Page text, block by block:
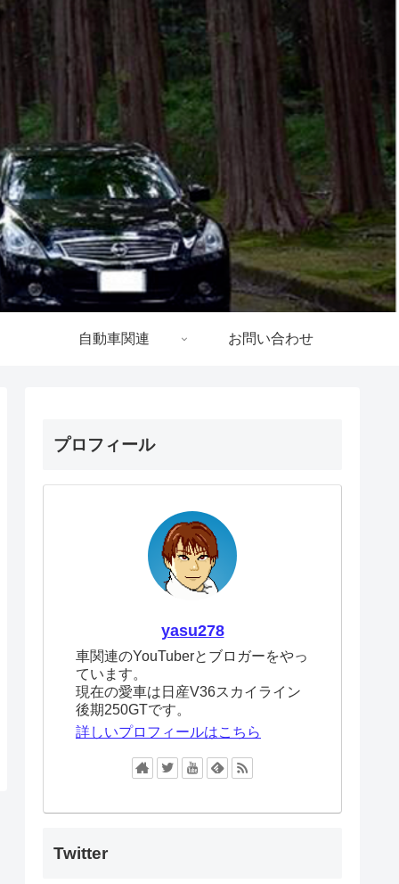
自動車関連 お問い合わせ
プロフィール
yasu278
車関連のYouTuberとブロガーをやっ
ています。
現在の愛車は日産V36スカイライン
後期250GTです。
詳しいプロフィールはこちら
Twitter